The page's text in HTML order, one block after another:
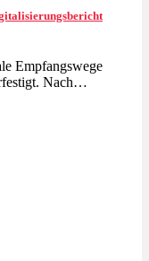
Empfangswege
Nach…